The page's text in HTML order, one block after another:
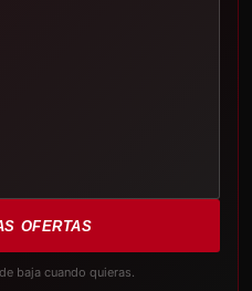
OFERTAS
baja cuando quieras.